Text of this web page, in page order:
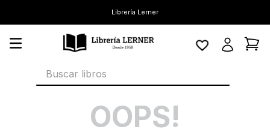
Librería Lerner
Buscar libros
OOPS!